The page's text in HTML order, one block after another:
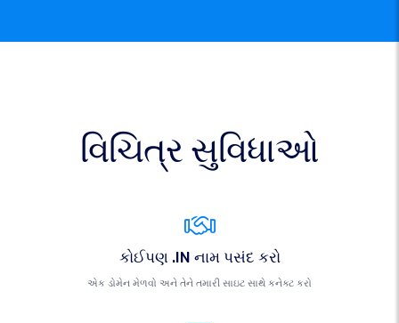
વિચિત્ર સુવિધાઓ
કોઈપણ .IN નામ પસંદ કરો
એક ડોમેન મેળવો અને તેને તમારી સાઇટ સાથે કનેક્ટ કરો